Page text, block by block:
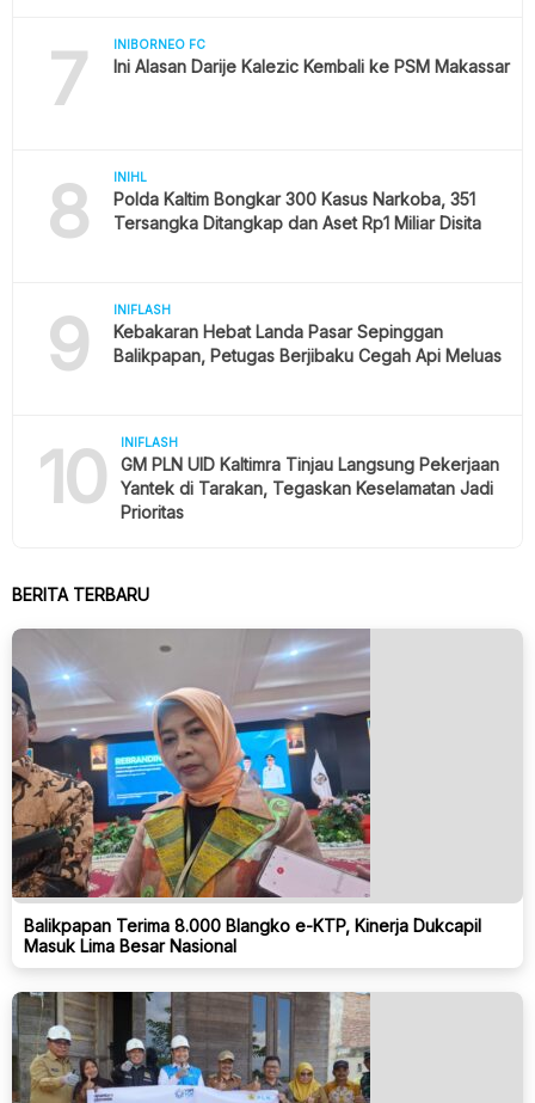
7 INIBORNEO FC
Ini Alasan Darije Kalezic Kembali ke PSM Makassar
8 INIHL
Polda Kaltim Bongkar 300 Kasus Narkoba, 351
Tersangka Ditangkap dan Aset Rp1 Miliar Disita
9 INIFLASH
Kebakaran Hebat Landa Pasar Sepinggan
Balikpapan, Petugas Berjibaku Cegah Api Meluas
10 INIFLASH
GM PLN UID Kaltimra Tinjau Langsung Pekerjaan
Yantek di Tarakan, Tegaskan Keselamatan Jadi
Prioritas
BERITA TERBARU
Balikpapan Terima 8.000 Blangko e-KTP, Kinerja Dukcapil
Masuk Lima Besar Nasional